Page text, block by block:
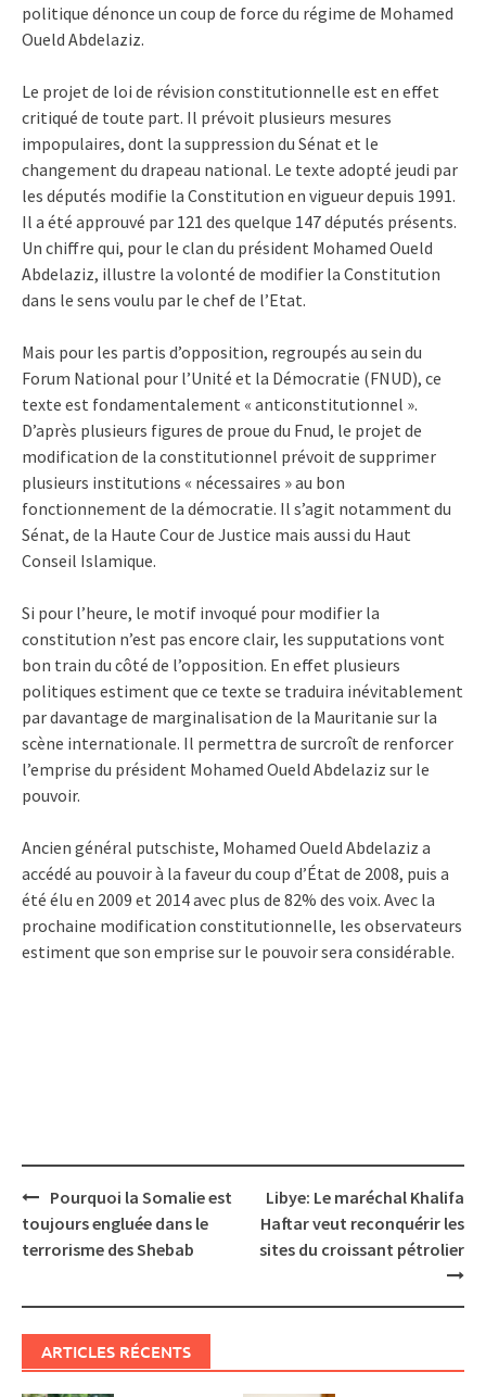
politique dénonce un coup de force du régime de Mohamed
Oueld Abdelaziz.
Le projet de loi de révision constitutionnelle est en effet
critiqué de toute part. Il prévoit plusieurs mesures
impopulaires, dont la suppression du Sénat et le
changement du drapeau national. Le texte adopté jeudi par
les députés modifie la Constitution en vigueur depuis 1991.
Il a été approuvé par 121 des quelque 147 députés présents.
Un chiffre qui, pour le clan du président Mohamed Oueld
Abdelaziz, illustre la volonté de modifier la Constitution
dans le sens voulu par le chef de l’Etat.
Mais pour les partis d’opposition, regroupés au sein du
Forum National pour l’Unité et la Démocratie (FNUD), ce
texte est fondamentalement « anticonstitutionnel ».
D’après plusieurs figures de proue du Fnud, le projet de
modification de la constitutionnel prévoit de supprimer
plusieurs institutions « nécessaires » au bon
fonctionnement de la démocratie. Il s’agit notamment du
Sénat, de la Haute Cour de Justice mais aussi du Haut
Conseil Islamique.
Si pour l’heure, le motif invoqué pour modifier la
constitution n’est pas encore clair, les supputations vont
bon train du côté de l’opposition. En effet plusieurs
politiques estiment que ce texte se traduira inévitablement
par davantage de marginalisation de la Mauritanie sur la
scène internationale. Il permettra de surcroît de renforcer
l’emprise du président Mohamed Oueld Abdelaziz sur le
pouvoir.
Ancien général putschiste, Mohamed Oueld Abdelaziz a
accédé au pouvoir à la faveur du coup d’État de 2008, puis a
été élu en 2009 et 2014 avec plus de 82% des voix. Avec la
prochaine modification constitutionnelle, les observateurs
estiment que son emprise sur le pouvoir sera considérable.
Post
navigation
Pourquoi la Somalie est
toujours engluée dans le
terrorisme des Shebab
Libye: Le maréchal Khalifa
Haftar veut reconquérir les
sites du croissant pétrolier
ARTICLES RÉCENTS